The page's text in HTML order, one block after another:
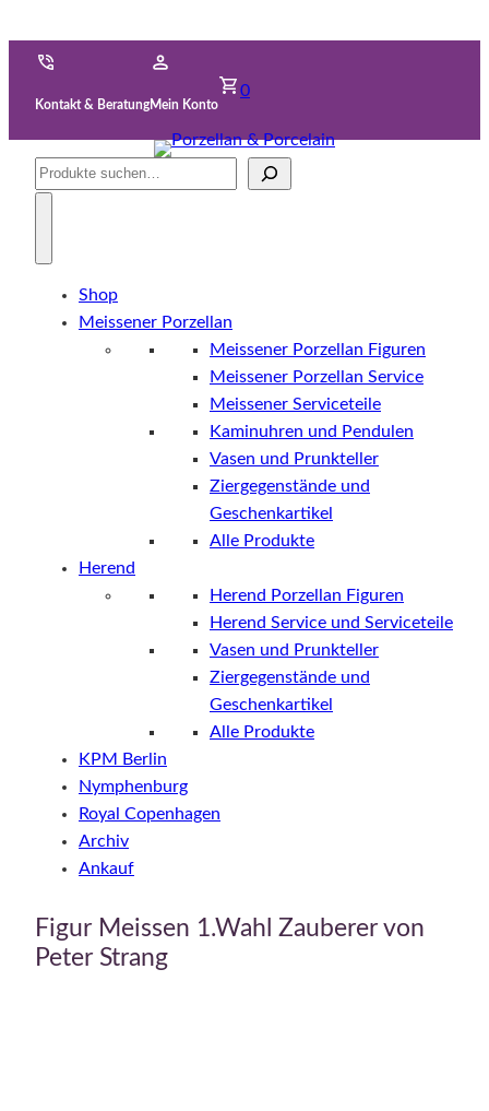
Kontakt & BeratungMein Konto
0
Suche
Shop
Meissener Porzellan
Meissener Porzellan Figuren
Meissener Porzellan Service
Meissener Serviceteile
Kaminuhren und Pendulen
Vasen und Prunkteller
Ziergegenstände und
Geschenkartikel
Alle Produkte
Herend
Herend Porzellan Figuren
Herend Service und Serviceteile
Vasen und Prunkteller
Ziergegenstände und
Geschenkartikel
Alle Produkte
KPM Berlin
Nymphenburg
Royal Copenhagen
Archiv
Ankauf
Figur Meissen 1.Wahl Zauberer von
Peter Strang